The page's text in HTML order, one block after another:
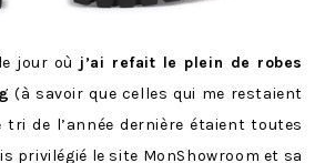
jour où j’ai refait le plein de robes
(à savoir que celles qui me restaient
tri de l’année dernière étaient toutes
privilégié le site MonShowroom et sa